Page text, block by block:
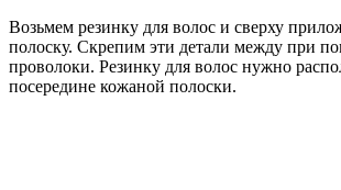
Возьмем резинку для волос и сверху
полоску. Скрепим эти детали между при
проволоки. Резинку для волос нужно
посередине кожаной полоски.